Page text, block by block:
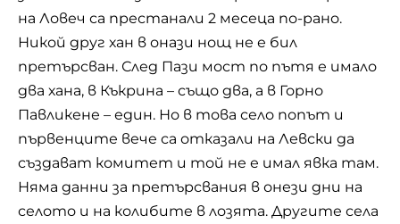
на Ловеч са престанали 2 месеца по-рано.
Никой друг хан в онази нощ не е бил
претърсван. След Пази мост по пътя е имало
два хана, в Къкрина – също два, а в Горно
Павликене – един. Но в това село попът и
първенците вече са отказали на Левски да
създават комитет и той не е имал явка там.
Няма данни за претърсвания в онези дни на
селото и на колибите в лозята. Другите села